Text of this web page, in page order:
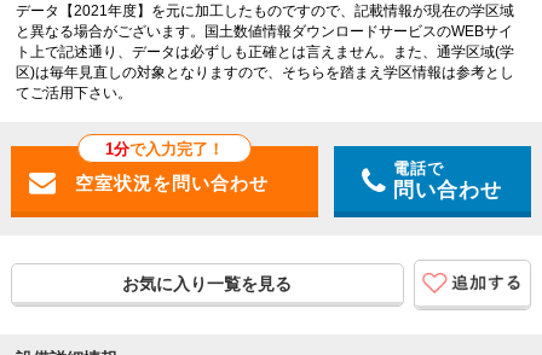
データ【2021年度】を元に加工したものですので、記載情報が現在の学区域
と異なる場合がございます。国土数値情報ダウンロードサービスのWEBサイ
ト上で記述通り、データは必ずしも正確とは言えません。また、通学区域(学
区)は毎年見直しの対象となりますので、そちらを踏まえ学区情報は参考とし
てご活用下さい。
1分で入力完了！
電話で
問い合わせ
お気に入り一覧を見る